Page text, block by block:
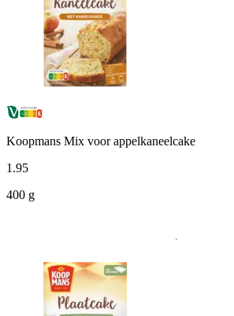
Koopmans Mix voor appelkaneelcake
1 .95
400 g